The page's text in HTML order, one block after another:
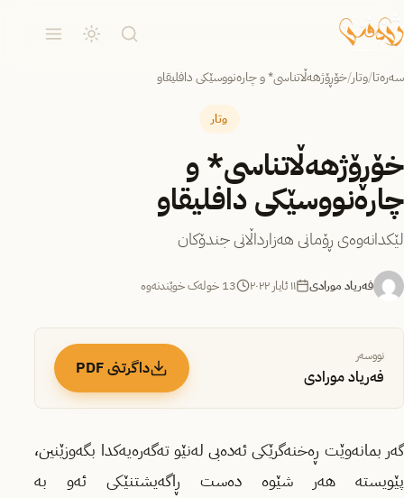
سەرەتا/وتار/خۆڕۆژهەڵاتناسی* و چارەنووسێکی دافلیقاو
وتار
خۆڕۆژهەڵاتناسی* و
چارەنووسێکی دافلیقاو
لێکدانەوەی ڕۆمانی هەزارداڵانی جندۆکان
فەریاد مورادی ١١ ئایار ٢٠٢٢ 13 خولەک خوێندنەوە
نووسەر
فەریاد مورادی داگرتنی PDF
گەر بمانەوێت ڕەخنەگرێکی ئەدەبی لەنێو تەگەرەیەکدا بگەوزێنین،
پێویستە هەر شێوە دەست ڕاگەیشتنێکی ئەو بە